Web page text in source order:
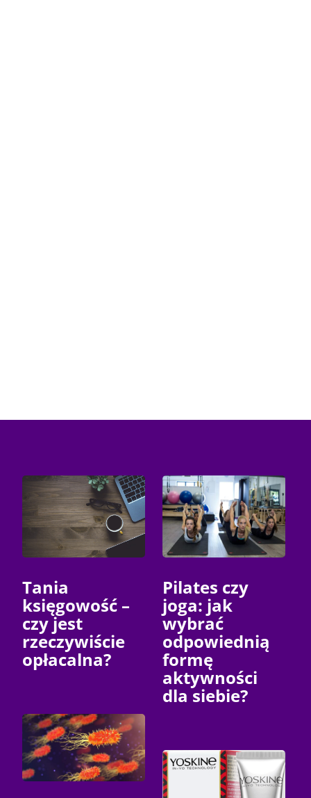
Tania
księgowość –
czy jest
rzeczywiście
opłacalna?
Pilates czy
joga: jak
wybrać
odpowiednią
formę
aktywności
dla siebie?